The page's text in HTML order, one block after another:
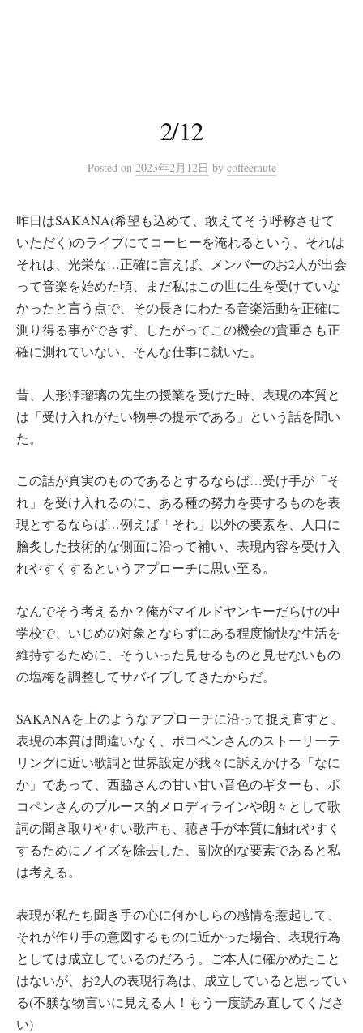
2/12
Posted on 2023年2月12日 by coffeemute
昨日はSAKANA(希望も込めて、敢えてそう呼称させて
いただく)のライブにてコーヒーを淹れるという、それは
それは、光栄な…正確に言えば、メンバーのお2人が出会
って音楽を始めた頃、まだ私はこの世に生を受けていな
かったと言う点で、その長きにわたる音楽活動を正確に
測り得る事ができず、したがってこの機会の貴重さも正
確に測れていない、そんな仕事に就いた。
昔、人形浄瑠璃の先生の授業を受けた時、表現の本質と
は「受け入れがたい物事の提示である」という話を聞い
た。
この話が真実のものであるとするならば…受け手が「そ
れ」を受け入れるのに、ある種の努力を要するものを表
現とするならば…例えば「それ」以外の要素を、人口に
膾炙した技術的な側面に沿って補い、表現内容を受け入
れやすくするというアプローチに思い至る。
なんでそう考えるか？俺がマイルドヤンキーだらけの中
学校で、いじめの対象とならずにある程度愉快な生活を
維持するために、そういった見せるものと見せないもの
の塩梅を調整してサバイブしてきたからだ。
SAKANAを上のようなアプローチに沿って捉え直すと、
表現の本質は間違いなく、ポコペンさんのストーリーテ
リングに近い歌詞と世界設定が我々に訴えかける「なに
か」であって、西脇さんの甘い甘い音色のギターも、ポ
コペンさんのブルース的メロディラインや朗々として歌
詞の聞き取りやすい歌声も、聴き手が本質に触れやすく
するためにノイズを除去した、副次的な要素であると私
は考える。
表現が私たち聞き手の心に何かしらの感情を惹起して、
それが作り手の意図するものに近かった場合、表現行為
としては成立しているのだろう。ご本人に確かめたこと
はないが、お2人の表現行為は、成立していると思ってい
る(不躾な物言いに見える人！もう一度読み直してくださ
い)